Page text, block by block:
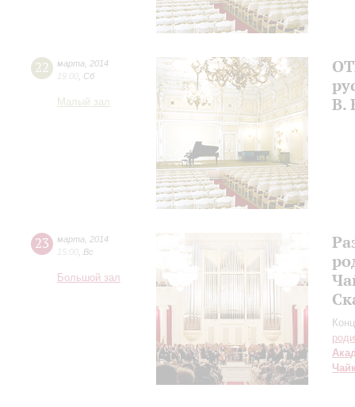
22 марта
2014
19:00 Сб
Малый зал
В.
23 марта
2014
15:00 Вс
Большой зал